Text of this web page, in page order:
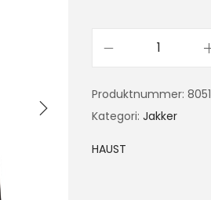
Produktnummer:
Kategori: Jakker
HAUST